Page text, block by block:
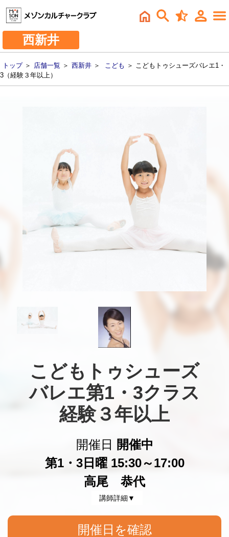
西新井
トップ＞ 店舗一覧 ＞ 西新井 ＞ こども ＞ こどもトゥシューズバレエ1・
3（経験３年以上）
こどもトゥシューズ
バレエ第1・3クラス
経験３年以上
開催日
開催中
第1・3日曜 15:30～17:00
高尾 恭代
講師詳細▼
開催日を確認